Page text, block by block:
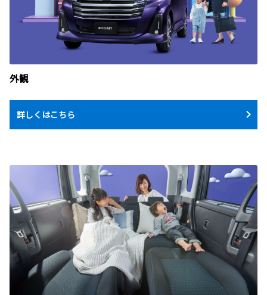
外観
詳しくはこちら